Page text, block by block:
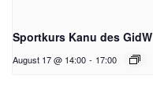
Sportkurs Kanu des GidW
August 17 @ 14:00 - 17:00